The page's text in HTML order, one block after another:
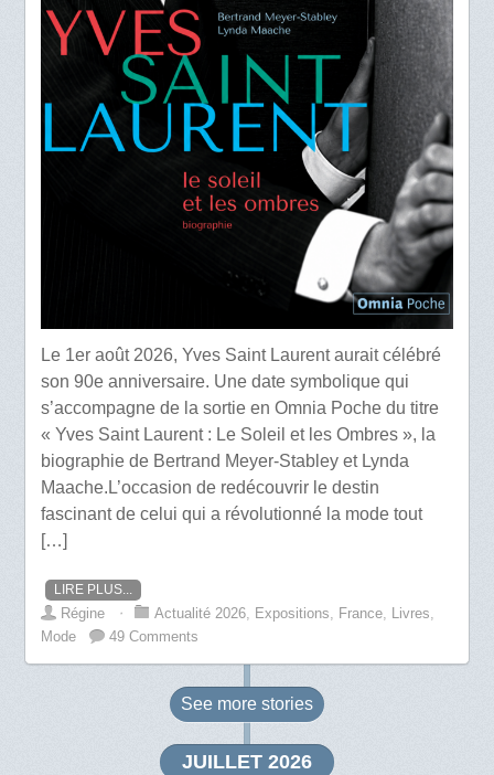
Le 1er août 2026, Yves Saint Laurent aurait célébré
son 90e anniversaire. Une date symbolique qui
s’accompagne de la sortie en Omnia Poche du titre
« Yves Saint Laurent : Le Soleil et les Ombres », la
biographie de Bertrand Meyer-Stabley et Lynda
Maache.L’occasion de redécouvrir le destin
fascinant de celui qui a révolutionné la mode tout
[…]
LIRE PLUS...
Régine ⋅ Actualité 2026, Expositions, France, Livres,
Mode
49 Comments
See more stories
JUILLET 2026